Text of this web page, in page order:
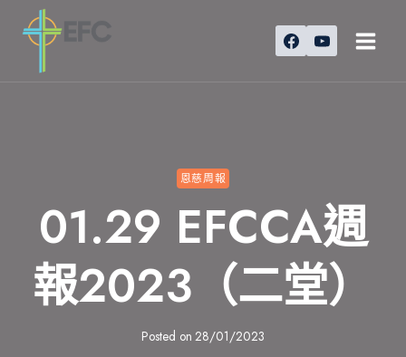
恩慈周報
01.29 EFCCA週
報2023（二堂）
Posted on 28/01/2023